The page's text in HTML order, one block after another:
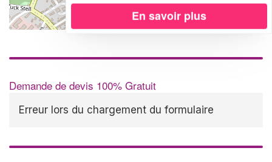
OpenStreetMap contributors,
Demande de devis 100% Gratuit
Erreur lors du chargement du formulaire
En savoir plus